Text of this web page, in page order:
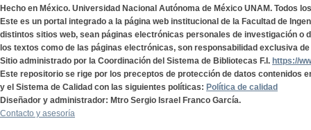
Hecho en México. Universidad Nacional Autónoma de México UNAM. Todos
Este es un portal integrado a la página web institucional de la Facultad de
distintos sitios web, sean páginas electrónicas personales de investigación o
los textos como de las páginas electrónicas, son responsabilidad exclusiva
Sitio administrado por la Coordinación del Sistema de Bibliotecas F.I. https://
Este repositorio se rige por los preceptos de protección de datos contenidos
y el Sistema de Calidad con las siguientes políticas: Política de calidad
Diseñador y administrador: Mtro Sergio Israel Franco García.
Contacto y asesoría